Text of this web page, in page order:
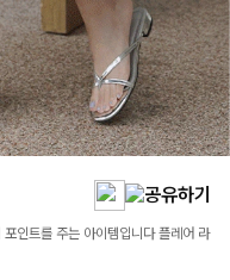
인트를 주는 아이템입니다 플레어 라